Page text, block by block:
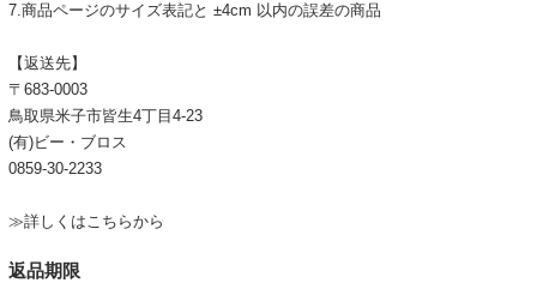
7.商品ページのサイズ表記と ±4cm 以内の誤差の商品
【返送先】
〒683-0003
鳥取県米子市皆生4丁目4-23
(有)ビー・ブロス
0859-30-2233
≫詳しくはこちらから
返品期限